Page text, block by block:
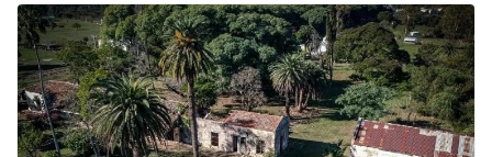
b
o
o
k
A
p
p
ar
tir